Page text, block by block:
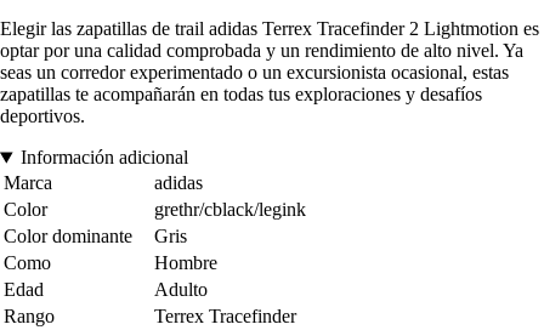
Elegir las zapatillas de trail adidas Terrex Tracefinder 2 Lightmotion es
optar por una calidad comprobada y un rendimiento de alto nivel. Ya
seas un corredor experimentado o un excursionista ocasional, estas
zapatillas te acompañarán en todas tus exploraciones y desafíos
deportivos.
Información adicional
Marca
adidas
Color
grethr/cblack/legink
Color dominante
Gris
Como
Hombre
Edad
Adulto
Rango
Terrex Tracefinder